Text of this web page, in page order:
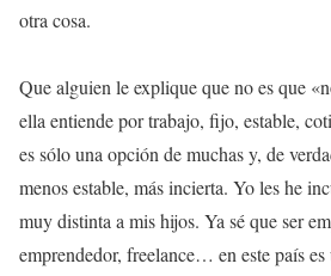
otra cosa.
Que alguien le explique que no es que
ella entiende por trabajo, fijo, estable,
es sólo una opción de muchas y, de
menos estable, más incierta. Yo les he
muy distinta a mis hijos. Ya sé que ser
emprendedor, freelance… en este país es